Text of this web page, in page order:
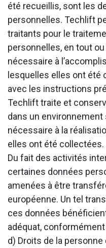
été recueillis, sont les
personnelles. Techlift
traitants pour le
personnelles, en tout
nécessaire à
lesquelles elles ont
avec les instructions
Techlift traite et
dans un
nécessaire à la
elles ont été collectées.
Du fait des activités
certaines données
amenées à être
européenne. Un tel
ces données
adéquat,
d) Droits de la